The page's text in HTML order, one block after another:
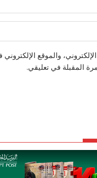
والموقع الإلكتروني
المقبلة في تعليقي.